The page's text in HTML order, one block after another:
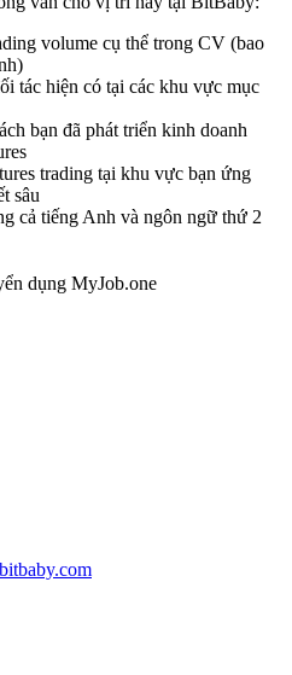
volume cụ thể trong CV (bao
tác hiện có tại các khu vực mục
bạn đã phát triển kinh doanh
trading tại khu vực bạn ứng
sâu
cả tiếng Anh và ngôn ngữ thứ 2
dụng MyJob.one